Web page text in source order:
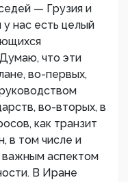
— Грузия и
нас есть целый
что эти
во-первых,
во-вторых, в
как транзит
в том числе и
важным аспектом
В Иране